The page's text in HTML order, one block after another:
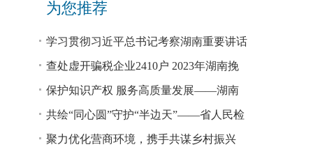
为您推荐
学习贯彻习近平总书记考察湖南重要讲话
和指示精神专题研讨班开班
查处虚开骗税企业2410户 2023年湖南挽
回税款损失48.2亿元
保护知识产权 服务高质量发展——湖南
省公安厅公布打击侵犯知识产权犯罪10起
典型案例
共绘“同心圆”守护“半边天”——省人民检
察院、省妇联共同主办检察开放日活动
聚力优化营商环境，携手共谋乡村振兴